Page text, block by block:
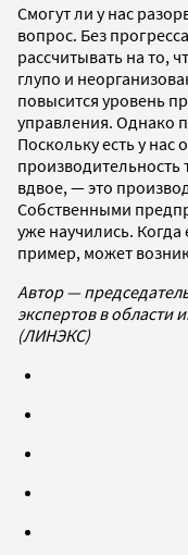
Смогут ли у нас
вопрос. Без
рассчитывать на то,
глупо и
повысится уровень
управления. Однако
Поскольку есть у нас
вдвое, — это
Собственными
уже научились.
пример, может
Автор —
экспертов в
(ЛИНЭКС)